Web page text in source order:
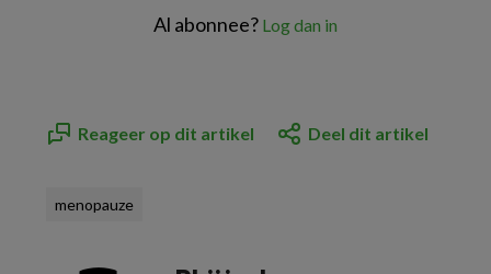
Al abonnee? Log dan in
Reageer op dit artikel Deel dit artikel
menopauze